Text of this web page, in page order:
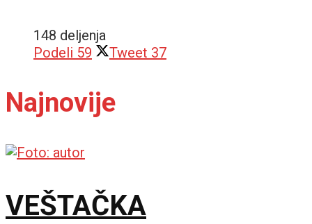
148 deljenja
Podeli 59 Tweet 37
Najnovije
VEŠTAČKA